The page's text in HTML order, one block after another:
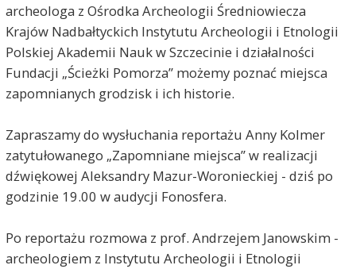
archeologa z Ośrodka Archeologii Średniowiecza
Krajów Nadbałtyckich Instytutu Archeologii i Etnologii
Polskiej Akademii Nauk w Szczecinie i działalności
Fundacji „Ścieżki Pomorza” możemy poznać miejsca
zapomnianych grodzisk i ich historie.
Zapraszamy do wysłuchania reportażu Anny Kolmer
zatytułowanego „Zapomniane miejsca” w realizacji
dźwiękowej Aleksandry Mazur-Woronieckiej - dziś po
godzinie 19.00 w audycji Fonosfera.
Po reportażu rozmowa z prof. Andrzejem Janowskim -
archeologiem z Instytutu Archeologii i Etnologii